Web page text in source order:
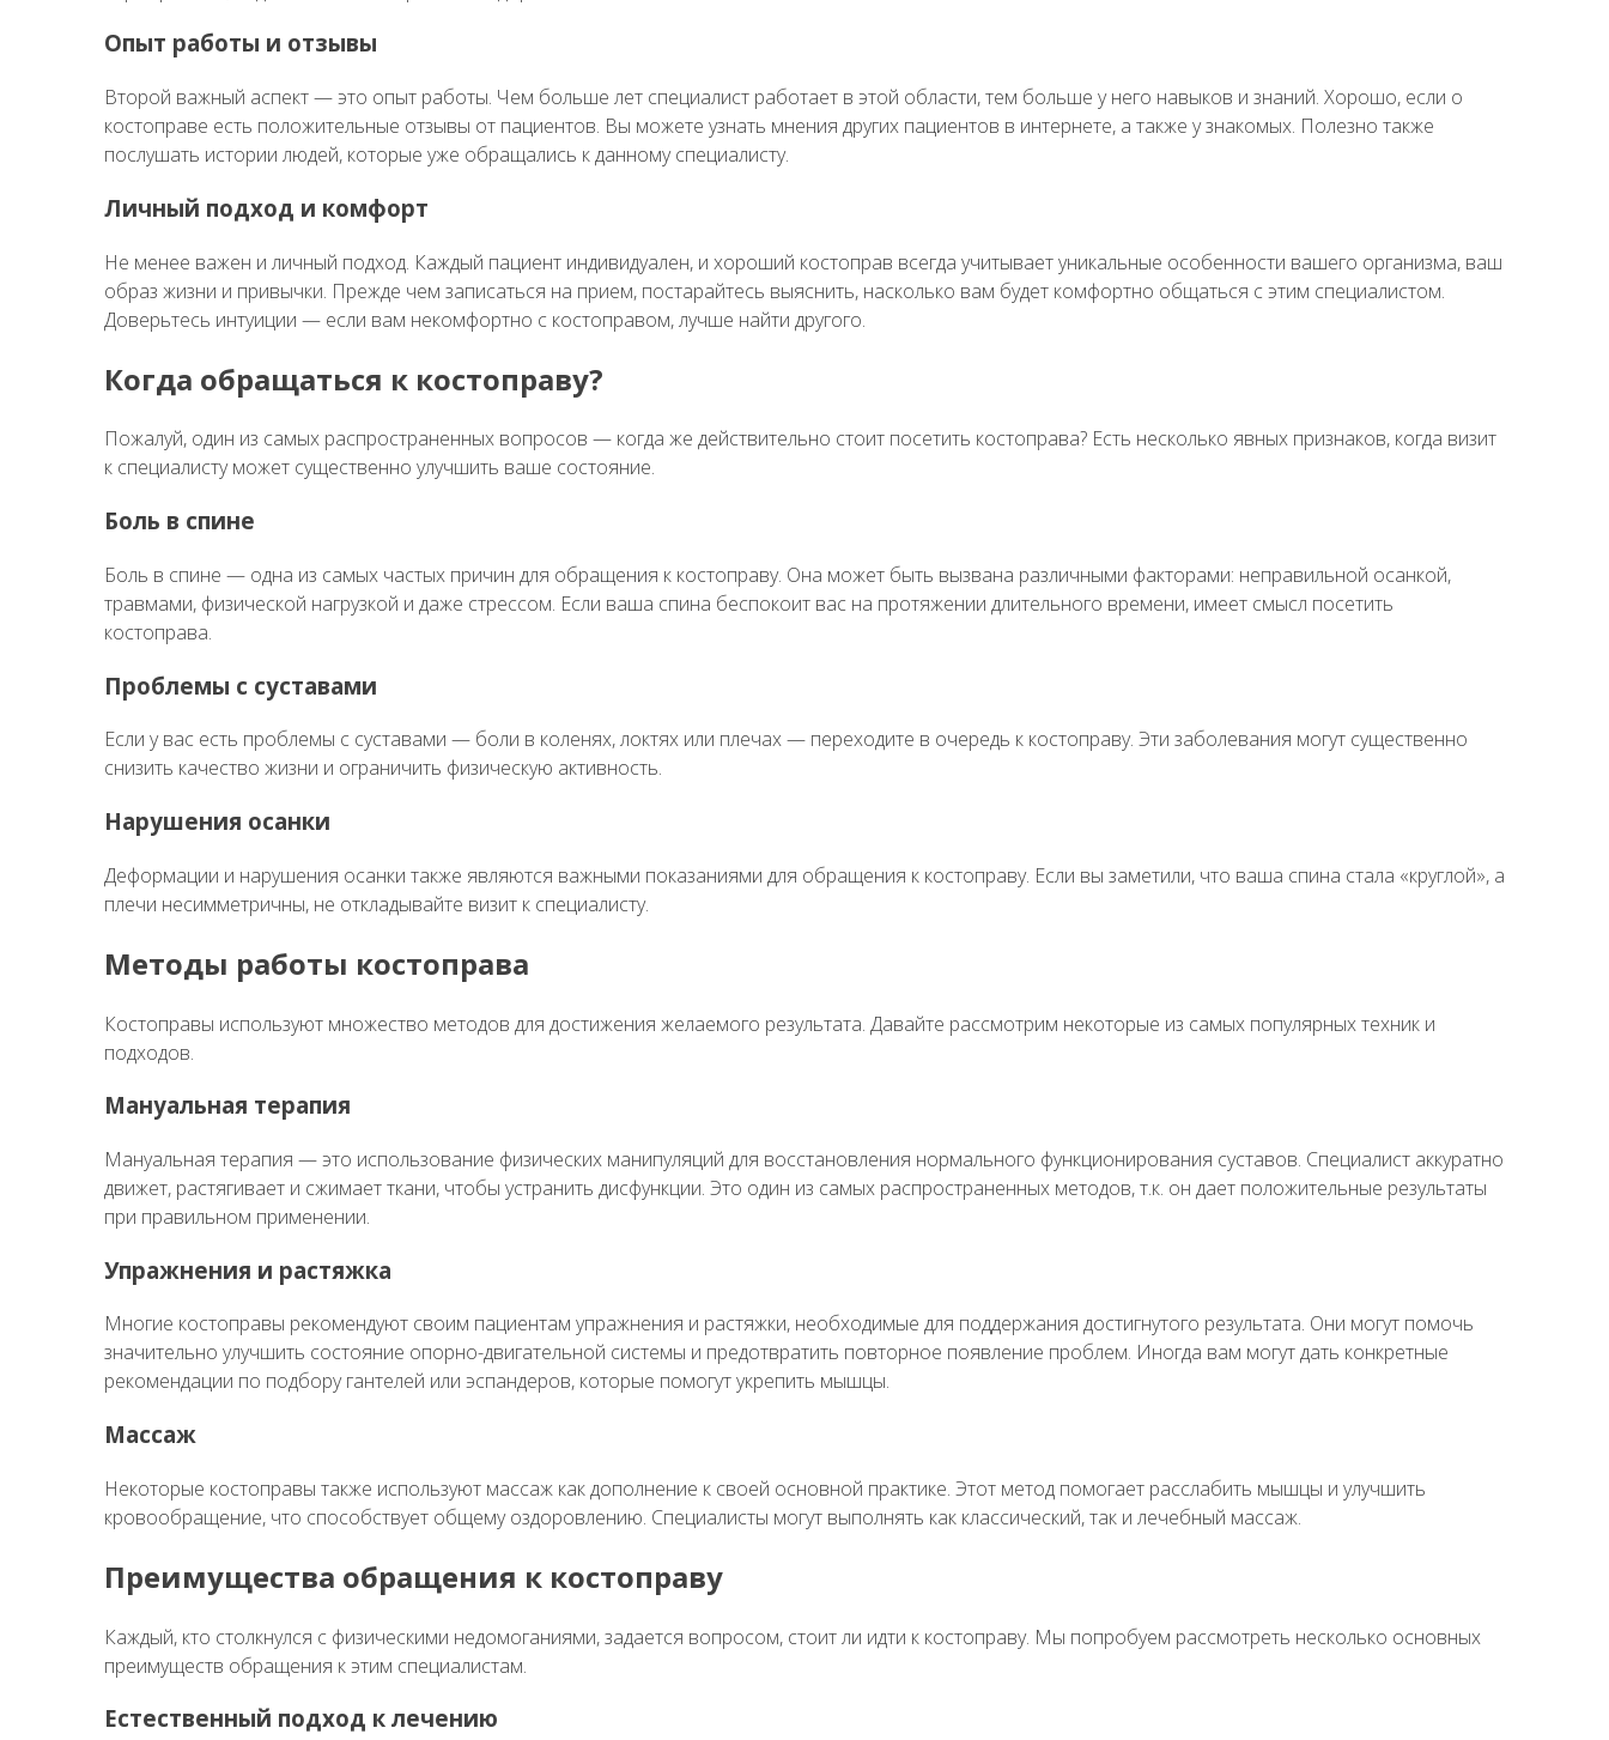
Опыт работы и отзывы
Второй важный аспект — это опыт работы. Чем больше лет специалист работает в этой области, тем больше у него навыков и знаний. Хорошо, если о
костоправе есть положительные отзывы от пациентов. Вы можете узнать мнения других пациентов в интернете, а также у знакомых. Полезно также
послушать истории людей, которые уже обращались к данному специалисту.
Личный подход и комфорт
Не менее важен и личный подход. Каждый пациент индивидуален, и хороший костоправ всегда учитывает уникальные особенности вашего организма, ваш
образ жизни и привычки. Прежде чем записаться на прием, постарайтесь выяснить, насколько вам будет комфортно общаться с этим специалистом.
Доверьтесь интуиции — если вам некомфортно с костоправом, лучше найти другого.
Когда обращаться к костоправу?
Пожалуй, один из самых распространенных вопросов — когда же действительно стоит посетить костоправа? Есть несколько явных признаков, когда визит
к специалисту может существенно улучшить ваше состояние.
Боль в спине
Боль в спине — одна из самых частых причин для обращения к костоправу. Она может быть вызвана различными факторами: неправильной осанкой,
травмами, физической нагрузкой и даже стрессом. Если ваша спина беспокоит вас на протяжении длительного времени, имеет смысл посетить
костоправа.
Проблемы с суставами
Если у вас есть проблемы с суставами — боли в коленях, локтях или плечах — переходите в очередь к костоправу. Эти заболевания могут существенно
снизить качество жизни и ограничить физическую активность.
Нарушения осанки
Деформации и нарушения осанки также являются важными показаниями для обращения к костоправу. Если вы заметили, что ваша спина стала «круглой», а
плечи несимметричны, не откладывайте визит к специалисту.
Методы работы костоправа
Костоправы используют множество методов для достижения желаемого результата. Давайте рассмотрим некоторые из самых популярных техник и
подходов.
Мануальная терапия
Мануальная терапия — это использование физических манипуляций для восстановления нормального функционирования суставов. Специалист аккуратно
движет, растягивает и сжимает ткани, чтобы устранить дисфункции. Это один из самых распространенных методов, т.к. он дает положительные результаты
при правильном применении.
Упражнения и растяжка
Многие костоправы рекомендуют своим пациентам упражнения и растяжки, необходимые для поддержания достигнутого результата. Они могут помочь
значительно улучшить состояние опорно-двигательной системы и предотвратить повторное появление проблем. Иногда вам могут дать конкретные
рекомендации по подбору гантелей или эспандеров, которые помогут укрепить мышцы.
Массаж
Некоторые костоправы также используют массаж как дополнение к своей основной практике. Этот метод помогает расслабить мышцы и улучшить
кровообращение, что способствует общему оздоровлению. Специалисты могут выполнять как классический, так и лечебный массаж.
Преимущества обращения к костоправу
Каждый, кто столкнулся с физическими недомоганиями, задается вопросом, стоит ли идти к костоправу. Мы попробуем рассмотреть несколько основных
преимуществ обращения к этим специалистам.
Естественный подход к лечению